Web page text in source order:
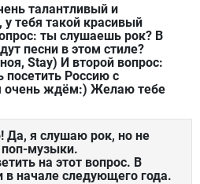
талантливый и
тебя такой красивый
ты слушаешь рок? В
песни в этом стиле?
Stay) И второй вопрос:
посетить Россию с
очень ждём:) Желаю тебе
Да, я слушаю рок, но не
музыки.
на этот вопрос. В
начале следующего года.